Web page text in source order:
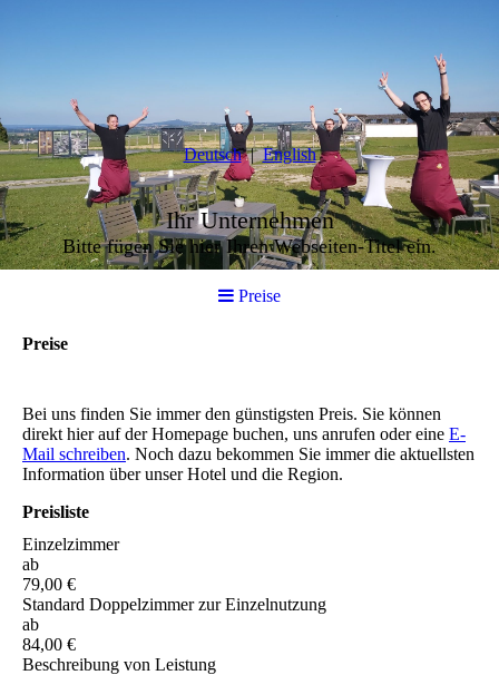
Deutsch English
Ihr Unternehmen
Bitte fügen Sie hier Ihren Webseiten-Titel ein.
Preise
Preise
Bei uns finden Sie immer den günstigsten Preis. Sie können
direkt hier auf der Homepage buchen, uns anrufen oder eine E-
Mail schreiben. Noch dazu bekommen Sie immer die aktuellsten
Information über unser Hotel und die Region.
Preisliste
Einzelzimmer
ab
79,00 €
Standard Doppelzimmer zur Einzelnutzung
ab
84,00 €
Beschreibung von Leistung